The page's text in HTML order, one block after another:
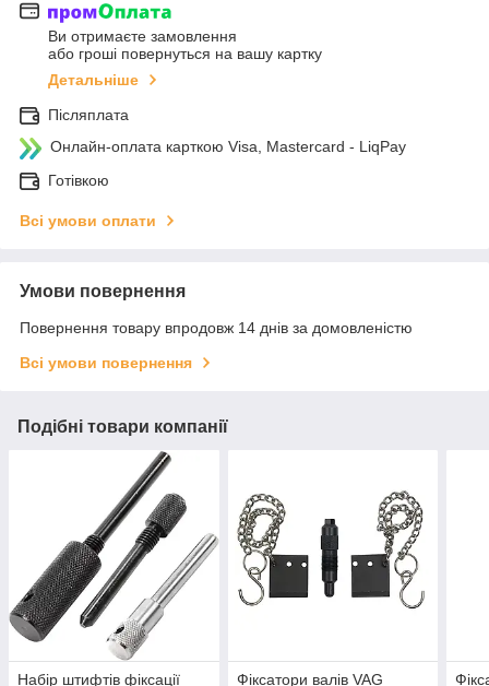
Ви отримаєте замовлення
або гроші повернуться на вашу картку
Детальніше
Післяплата
Онлайн-оплата карткою Visa, Mastercard - LiqPay
Готівкою
Всі умови оплати
Умови повернення
Повернення товару впродовж 14 днів за домовленістю
Всі умови повернення
Подібні товари компанії
Набір штифтів фіксації Фіксатори валів VAG